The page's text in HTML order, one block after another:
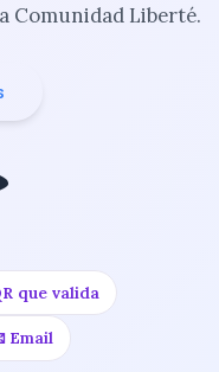
Comunidad Liberté.
que valida
Email